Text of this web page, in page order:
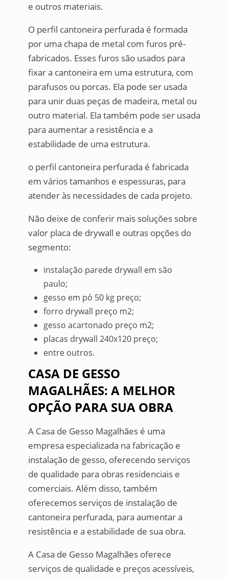
e outros materiais.
O perfil cantoneira perfurada é formada
por uma chapa de metal com furos pré-
fabricados. Esses furos são usados para
fixar a cantoneira em uma estrutura, com
parafusos ou porcas. Ela pode ser usada
para unir duas peças de madeira, metal ou
outro material. Ela também pode ser usada
para aumentar a resistência e a
estabilidade de uma estrutura.
o perfil cantoneira perfurada é fabricada
em vários tamanhos e espessuras, para
atender às necessidades de cada projeto.
Não deixe de conferir mais soluções sobre
valor placa de drywall e outras opções do
segmento:
instalação parede drywall em são
paulo;
gesso em pó 50 kg preço;
forro drywall preço m2;
gesso acartonado preço m2;
placas drywall 240x120 preço;
entre outros.
CASA DE GESSO
MAGALHÃES: A MELHOR
OPÇÃO PARA SUA OBRA
A Casa de Gesso Magalhães é uma
empresa especializada na fabricação e
instalação de gesso, oferecendo serviços
de qualidade para obras residenciais e
comerciais. Além disso, também
oferecemos serviços de instalação de
cantoneira perfurada, para aumentar a
resistência e a estabilidade de sua obra.
A Casa de Gesso Magalhães oferece
serviços de qualidade e preços acessíveis,